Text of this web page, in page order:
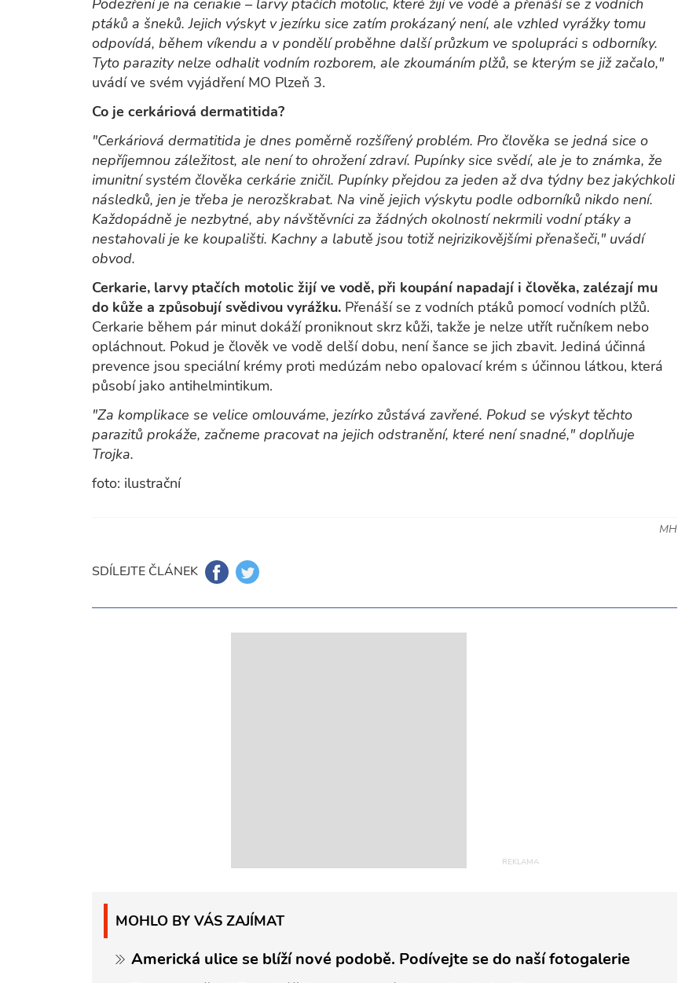
Podezření je na ceriakie – larvy ptačích motolic, které žijí ve vodě a přenáší se z vodních
ptáků a šneků. Jejich výskyt v jezírku sice zatím prokázaný není, ale vzhled vyrážky tomu
odpovídá, během víkendu a v pondělí proběhne další průzkum ve spolupráci s odborníky.
Tyto parazity nelze odhalit vodním rozborem, ale zkoumáním plžů, se kterým se již začalo,"
uvádí ve svém vyjádření MO Plzeň 3.
Co je cerkáriová dermatitida?
"Cerkáriová dermatitida je dnes poměrně rozšířený problém. Pro člověka se jedná sice o
nepříjemnou záležitost, ale není to ohrožení zdraví. Pupínky sice svědí, ale je to známka, že
imunitní systém člověka cerkárie zničil. Pupínky přejdou za jeden až dva týdny bez jakýchkoli
následků, jen je třeba je nerozškrabat. Na vině jejich výskytu podle odborníků nikdo není.
Každopádně je nezbytné, aby návštěvníci za žádných okolností nekrmili vodní ptáky a
nestahovali je ke koupališti. Kachny a labutě jsou totiž nejrizikovějšími přenašeči," uvádí
obvod.
Cerkarie, larvy ptačích motolic žijí ve vodě, při koupání napadají i člověka, zalézají mu
do kůže a způsobují svědivou vyrážku. Přenáší se z vodních ptáků pomocí vodních plžů.
Cerkarie během pár minut dokáží proniknout skrz kůži, takže je nelze utřít ručníkem nebo
opláchnout. Pokud je člověk ve vodě delší dobu, není šance se jich zbavit. Jediná účinná
prevence jsou speciální krémy proti medúzám nebo opalovací krém s účinnou látkou, která
působí jako antihelmintikum.
"Za komplikace se velice omlouváme, jezírko zůstává zavřené. Pokud se výskyt těchto
parazitů prokáže, začneme pracovat na jejich odstranění, které není snadné," doplňuje
Trojka.
foto: ilustrační
MH
SDÍLEJTE ČLÁNEK
MOHLO BY VÁS ZAJÍMAT
Americká ulice se blíží nové podobě. Podívejte se do naší fotogalerie